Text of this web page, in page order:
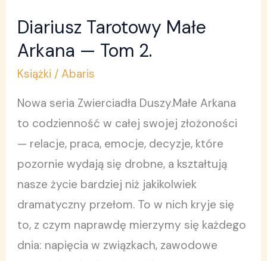
Diariusz Tarotowy Małe
Arkana — Tom 2.
Książki /Abaris
Nowa seria Zwierciadła Duszy.Małe Arkana
to codzienność w całej swojej złożoności
— relacje, praca, emocje, decyzje, które
pozornie wydają się drobne, a kształtują
nasze życie bardziej niż jakikolwiek
dramatyczny przełom. To w nich kryje się
to, z czym naprawdę mierzymy się każdego
dnia: napięcia w związkach, zawodowe
Diariusz
Tarotowy
—
Tom
2.